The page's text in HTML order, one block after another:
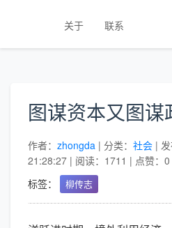
关于 联系
图谋资本又图
作者： zhongda | 分类： 社会 |
21:28:27 | 阅读：1711 | 点赞：
标签：
柳传志